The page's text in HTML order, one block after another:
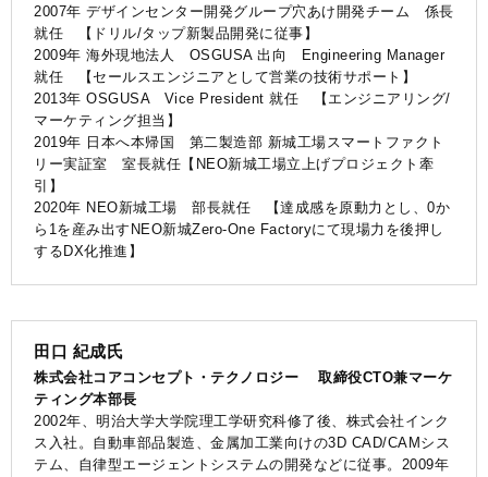
2007年 デザインセンター開発グループ穴あけ開発チーム 係長
就任 【ドリル/タップ新製品開発に従事】
2009年 海外現地法人 OSGUSA 出向 Engineering Manager
就任 【セールスエンジニアとして営業の技術サポート】
2013年 OSGUSA Vice President 就任 【エンジニアリング/
マーケティング担当】
2019年 日本へ本帰国 第二製造部 新城工場スマートファクト
リー実証室 室長就任【NEO新城工場立上げプロジェクト牽
引】
2020年 NEO新城工場 部長就任 【達成感を原動力とし、0か
ら1を産み出すNEO新城Zero-One Factoryにて現場力を後押し
するDX化推進】
田口 紀成氏
株式会社コアコンセプト・テクノロジー 取締役CTO兼マーケ
ティング本部長
2002年、明治大学大学院理工学研究科修了後、株式会社インク
ス入社。自動車部品製造、金属加工業向けの3D CAD/CAMシス
テム、自律型エージェントシステムの開発などに従事。2009年